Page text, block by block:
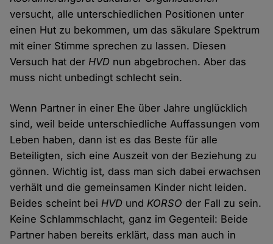
versucht, alle unterschiedlichen Positionen unter
einen Hut zu bekommen, um das säkulare Spektrum
mit einer Stimme sprechen zu lassen. Diesen
Versuch hat derHVD nun abgebrochen. Aber das
muss nicht unbedingt schlecht sein.
Wenn Partner in einer Ehe über Jahre unglücklich
sind, weil beide unterschiedliche Auffassungen vom
Leben haben, dann ist es das Beste für alle
Beteiligten, sich eine Auszeit von der Beziehung zu
gönnen. Wichtig ist, dass man sich dabei erwachsen
verhält und die gemeinsamen Kinder nicht leiden.
Beides scheint beiHVD undKORSO der Fall zu sein.
Keine Schlammschlacht, ganz im Gegenteil: Beide
Partner haben bereits erklärt, dass man auch in